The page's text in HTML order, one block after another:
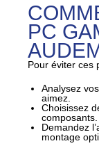
PC
Pour éviter ces
Analysez
aimez.
Choisissez
composants.
Demandez
montage